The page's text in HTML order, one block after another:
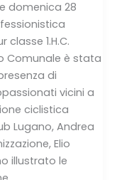
domenica 28
1.H.C.
Comunale è stata
di
vicini a
ciclistica
Lugano, Andrea
Elio
illustrato le